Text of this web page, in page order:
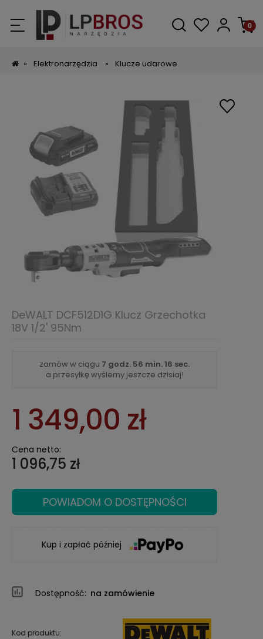
» Elektronarzędzia » Klucze udarowe
zamów w ciągu 7 godz. 56 min.16 sec.
a przesyłkę wyślemy jeszcze dzisiaj!
DeWALT DCF512D1G Klucz Grzechotka
18V 1/2' 95Nm
1 349,00 zł
Cena netto:
1 096,75 zł
POWIADOM O DOSTĘPNOŚCI
Kup i zapłać później
Dostępność: na zamówienie
Kod produktu: